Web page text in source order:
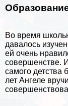
Во время
давалось
ей очень
совершенстве.
самого детства
лет Ангеле